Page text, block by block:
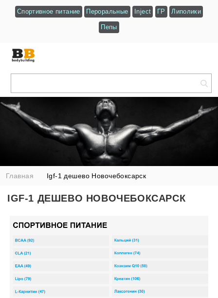
Спортивное питание Пероральные Inject ГР Липолики
Пепы
Главная Igf-1 дешево Новочебоксарск
IGF-1 ДЕШЕВО НОВОЧЕБОКСАРСК